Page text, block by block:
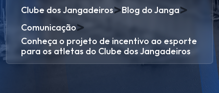
Clube dos Jangadeiros>Blog do Janga>
Comunicação>
Conheça o projeto de incentivo ao esporte
para os atletas do Clube dos Jangadeiros